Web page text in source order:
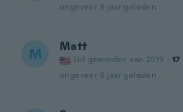
ongeveer 6 jaar geleden
M Matt
Lid geworden van 2019 · 17
ongeveer 6 jaar geleden